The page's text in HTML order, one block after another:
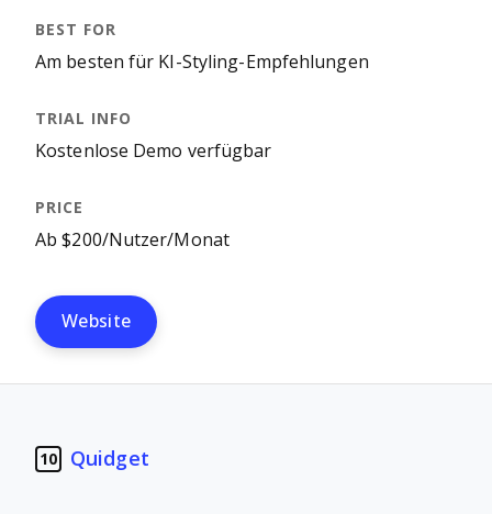
Am besten für KI-Styling-Empfehlungen
Kostenlose Demo verfügbar
Ab $200/Nutzer/Monat
Website
10 Quidget